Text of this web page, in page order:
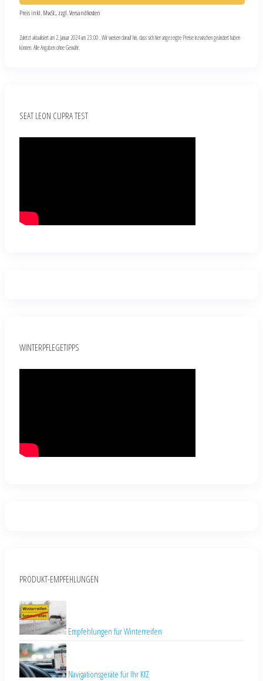
Preis inkl. MwSt., zzgl. Versandkosten
Zuletzt aktualisiert am 2. Januar 2024 um 23:00 . Wir weisen darauf hin, dass sich hier angezeigte Preise inzwischen geändert haben
können. Alle Angaben ohne Gewähr.
SEAT LEON CUPRA TEST
WINTERPFLEGETIPPS
PRODUKT-EMPFEHLUNGEN
Empfehlungen für Winterreifen
Navigationsgeräte für Ihr KfZ